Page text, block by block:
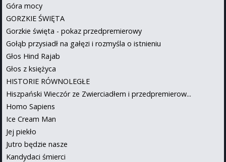
Góra mocy
GORZKIE ŚWIĘTA
Gorzkie święta - pokaz przedpremierowy
Gołąb przysiadł na gałęzi i rozmyśla o istnieniu
Głos Hind Rajab
Głos z księżyca
HISTORIE RÓWNOLEGŁE
Hiszpański Wieczór ze Zwierciadłem i przedpremierow...
Homo Sapiens
Ice Cream Man
Jej piekło
Jutro będzie nasze
Kandydaci śmierci